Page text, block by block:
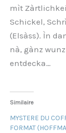
mìt
Schickel,
(Elsàss). Ìn
nà, gànz
entdecka…
Similaire
MYSTERE DU
FORMAT